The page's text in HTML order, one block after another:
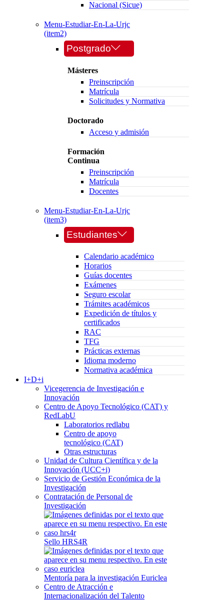
Nacional (Sicue)
Menu-Estudiar-En-La-Urjc
(item2)
Postgrado
Másteres
Preinscripción
Matrícula
Solicitudes y Normativa
Doctorado
Acceso y admisión
Formación
Continua
Preinscripción
Matrícula
Docentes
Menu-Estudiar-En-La-Urjc
(item3)
Estudiantes
Calendario académico
Horarios
Guías docentes
Exámenes
Seguro escolar
Trámites académicos
Expedición de títulos y
certificados
RAC
TFG
Prácticas externas
Idioma moderno
Normativa académica
I+D+i
Vicegerencia de Investigación e
Innovación
Centro de Apoyo Tecnológico (CAT) y
RedLabU
Laboratorios redlabu
Centro de apoyo
tecnológico (CAT)
Otras estructuras
Unidad de Cultura Científica y de la
Innovación (UCC+i)
Servicio de Gestión Económica de la
Investigación
Contratación de Personal de
Investigación
Sello HRS4R
Mentoría para la investigación Euriclea
Centro de Atracción e
Internacionalización del Talento